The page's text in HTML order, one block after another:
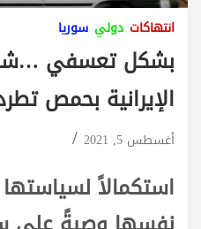
انتهاكات دولي سوريا
بشكل تعسفي
الإيرانية بحمص
أغسطس 5, 2021
استكمالاً لسياستها